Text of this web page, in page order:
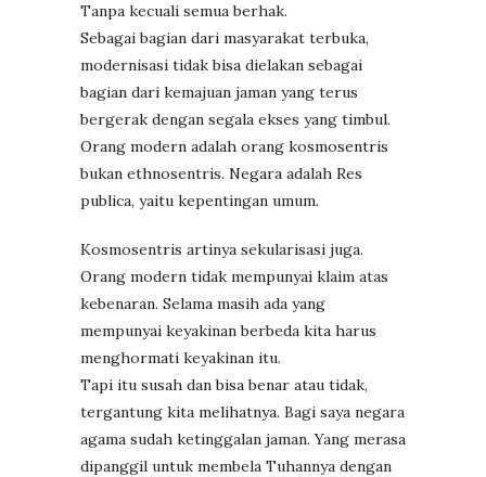
Tanpa kecuali semua berhak.
Sebagai bagian dari masyarakat terbuka,
modernisasi tidak bisa dielakan sebagai
bagian dari kemajuan jaman yang terus
bergerak dengan segala ekses yang timbul.
Orang modern adalah orang kosmosentris
bukan ethnosentris. Negara adalah Res
publica, yaitu kepentingan umum.
Kosmosentris artinya sekularisasi juga.
Orang modern tidak mempunyai klaim atas
kebenaran. Selama masih ada yang
mempunyai keyakinan berbeda kita harus
menghormati keyakinan itu.
Tapi itu susah dan bisa benar atau tidak,
tergantung kita melihatnya. Bagi saya negara
agama sudah ketinggalan jaman. Yang merasa
dipanggil untuk membela Tuhannya dengan